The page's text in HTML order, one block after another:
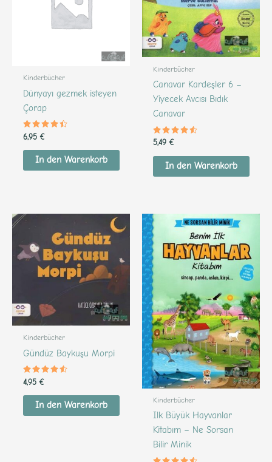
Kinderbücher
Dünyayı gezmek isteyen
Çorap
Bewertet
mit
4.29
von 5
6,95 €
In den Warenkorb
Kinderbücher
Canavar Kardeşler 6 –
Yiyecek Avcısı Bıdık
Canavar
Bewertet
mit
4.37
von 5
5,49 €
In den Warenkorb
Kinderbücher
Gündüz Baykuşu Morpi
Bewertet
mit
4.36
von 5
4,95 €
In den Warenkorb
Kinderbücher
Ilk Büyük Hayvanlar
Kitabım – Ne Sorsan
Bilir Minik